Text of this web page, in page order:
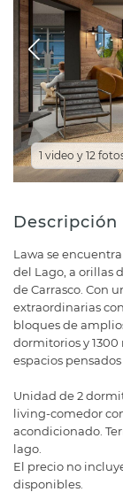
1 video y 12
Descripción
Lawa se
del Lago, a orillas
de Carrasco. Con
extraordinarias
bloques de
dormitorios y
espacios
Unidad de 2
living-comedor
acondicionado.
lago.
El precio no
disponibles.